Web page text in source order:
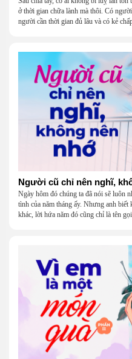
ở thời gian chữa lành mà thôi. Có
người cần thời gian đủ lâu và có kẻ
Người cũ chỉ nên nghĩ,
Ngày hôm đó chúng ta đã nói sẽ luôn
tình của năm tháng ấy. Nhưng anh
khác, lời hứa năm đó cũng chỉ là tên